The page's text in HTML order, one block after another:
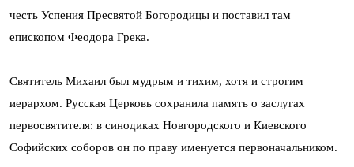
честь Успения Пресвятой Богородицы и поставил там
епископом Феодора Грека.
Святитель Михаил был мудрым и тихим, хотя и строгим
иерархом. Русская Церковь сохранила память о заслугах
первосвятителя: в синодиках Новгородского и Киевского
Софийских соборов он по праву именуется первоначальником.